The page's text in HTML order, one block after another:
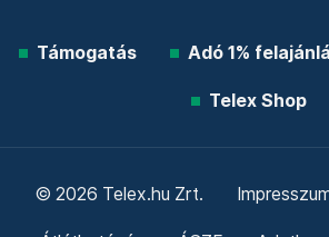
Támogatás Adó 1%
Telex Shop
© 2026 Telex.hu Zrt.